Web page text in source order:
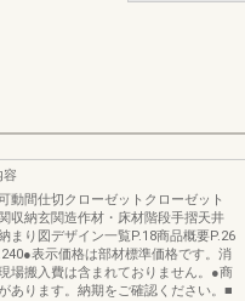
容
動間仕切クローゼットクローゼット
収納玄関造作材・床材階段手摺天井
まり図デザイン一覧P.18商品概要P.26
表示価格は部材標準価格です。消
場搬入費は含まれておりません。●商
あります。納期をご確認ください。■